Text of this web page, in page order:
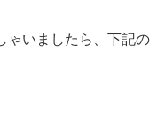
ゃいましたら、下記の